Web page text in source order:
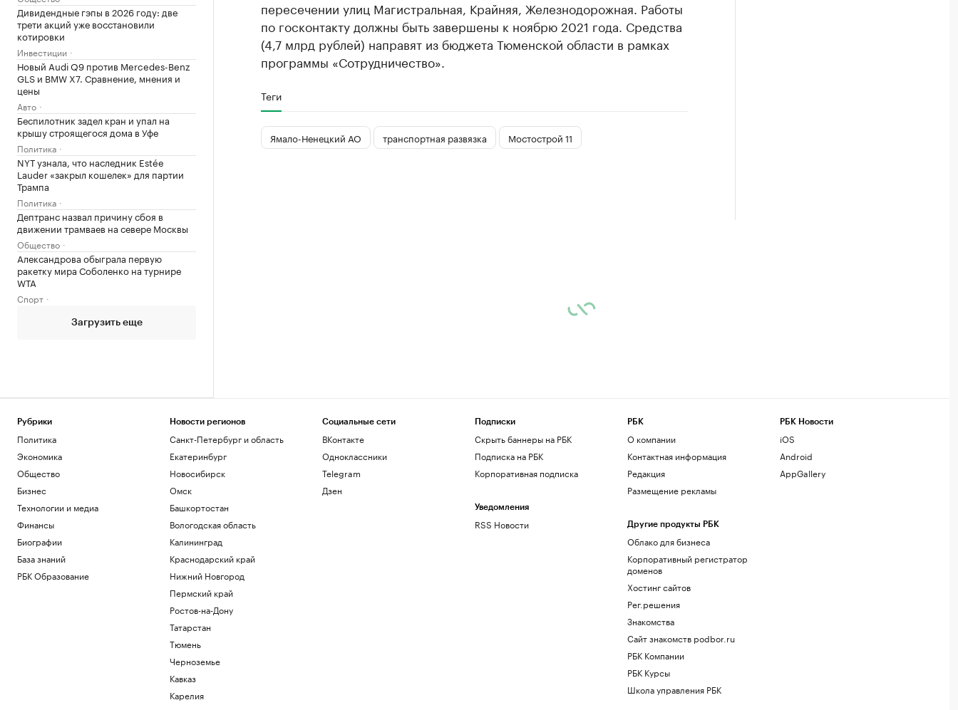
Дивидендные гэпы в 2026 году: две
трети акций уже восстановили
котировки
Инвестиции
Новый Audi Q9 против Mercedes-Benz
GLS и BMW X7. Сравнение, мнения и
цены
Авто
Беспилотник задел кран и упал на
крышу строящегося дома в Уфе
Политика
NYT узнала, что наследник Estée
Lauder «закрыл кошелек» для партии
Трампа
Политика
Дептранс назвал причину сбоя в
движении трамваев на севере Москвы
Общество
Александрова обыграла первую
ракетку мира Соболенко на турнире
WTA
Спорт
Загрузить еще
пересечении улиц Магистральная, Крайняя, Железнодорожная. Работы
по госконтакту должны быть завершены к ноябрю 2021 года. Средства
(4,7 млрд рублей) направят из бюджета Тюменской области в рамках
программы «Сотрудничество».
Теги
Ямало-Ненецкий АО транспортная развязка Мостострой 11
Рубрики
Политика
Экономика
Общество
Бизнес
Технологии и медиа
Финансы
Биографии
База знаний
РБК Образование
Новости регионов
Санкт-Петербург и область
Екатеринбург
Новосибирск
Омск
Башкортостан
Вологодская область
Калининград
Краснодарский край
Нижний Новгород
Пермский край
Ростов-на-Дону
Татарстан
Тюмень
Черноземье
Кавказ
Карелия
Социальные сети
ВКонтакте
Одноклассники
Telegram
Дзен
Подписки
Скрыть баннеры на РБК
Подписка на РБК
Корпоративная подписка
Уведомления
RSS Новости
РБК
О компании
Контактная информация
Редакция
Размещение рекламы
Другие продукты РБК
Облако для бизнеса
Корпоративный регистратор
доменов
Хостинг сайтов
Рег.решения
Знакомства
Сайт знакомств podbor.ru
РБК Компании
РБК Курсы
Школа управления РБК
РБК Новости
iOS
Android
AppGallery